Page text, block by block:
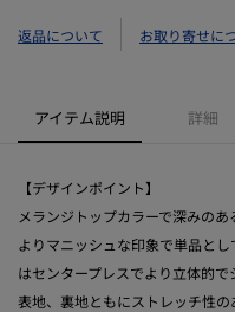
返品について お取り寄せに
アイテム説明 詳細
【デザインポイント】
メランジトップカラーで深みの
よりマニッシュな印象で単品と
はセンタープレスでより立体的で
表地、裏地ともにストレッチ性